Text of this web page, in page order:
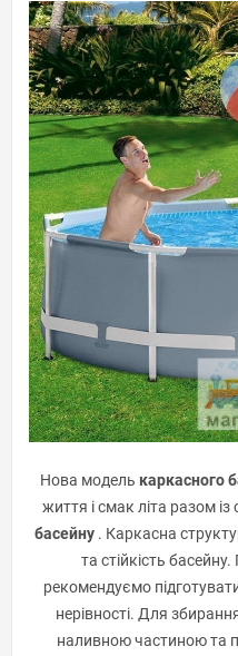
Нова модель каркасного
життя і смак літа разом
басейну . Каркасна
та стійкість
рекомендуємо
нерівності. Для
наливною частиною та